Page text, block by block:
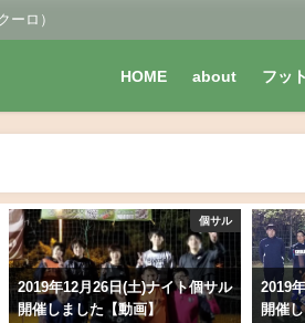
ーロ）
HOME about フッ
個サル
2019年12月26日(土)ナイト個サル
開催しました【動画】
2019
開催